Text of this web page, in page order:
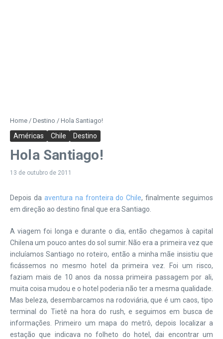
Home / Destino / Hola Santiago!
Américas Chile Destino
Hola Santiago!
13 de outubro de 2011
Depois da aventura na fronteira do Chile, finalmente seguimos
em direção ao destino final que era Santiago.
A viagem foi longa e durante o dia, então chegamos à capital
Chilena um pouco antes do sol sumir. Não era a primeira vez que
incluíamos Santiago no roteiro, então a minha mãe insistiu que
ficássemos no mesmo hotel da primeira vez. Foi um risco,
faziam mais de 10 anos da nossa primeira passagem por ali,
muita coisa mudou e o hotel poderia não ter a mesma qualidade.
Mas beleza, desembarcamos na rodoviária, que é um caos, tipo
terminal do Tietê na hora do rush, e seguimos em busca de
informações. Primeiro um mapa do metrô, depois localizar a
estação que indicava no folheto do hotel, dai encontrar um